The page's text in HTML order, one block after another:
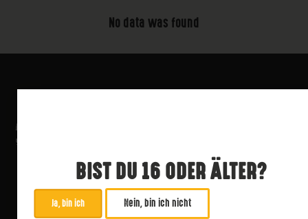
No data was found
BIST DU 16 ODER ÄLTER?
Ja, bin ich Nein, bin ich nicht